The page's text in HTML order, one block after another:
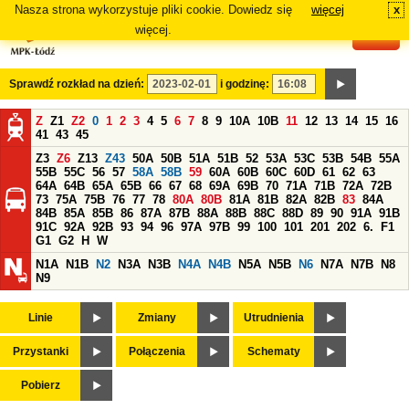
Nasza strona wykorzystuje pliki cookie. Dowiedz się
więcej.
więcej x
Sprawdź rozkład na dzień: i godzinę:
Z Z1 Z2 0 1 2 3 4 5 6 7 8 9 10A 10B 11 12 13 14 15 16
41 43 45
Z3 Z6 Z13 Z43 50A 50B 51A 51B 52 53A 53C 53B 54B 55A
55B 55C 56 57 58A 58B 59 60A 60B 60C 60D 61 62 63
64A 64B 65A 65B 66 67 68 69A 69B 70 71A 71B 72A 72B
73 75A 75B 76 77 78 80A 80B 81A 81B 82A 82B 83 84A
84B 85A 85B 86 87A 87B 88A 88B 88C 88D 89 90 91A 91B
91C 92A 92B 93 94 96 97A 97B 99 100 101 201 202 6.
F1
G1 G2 H
W
N1A
N1B N2 N3A N3B N4A N4B N5A N5B N6 N7A N7B
N8
N9
Linie Zmiany Utrudnienia
Przystanki Połączenia Schematy
Pobierz